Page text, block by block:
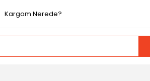
Kargom Nerede?